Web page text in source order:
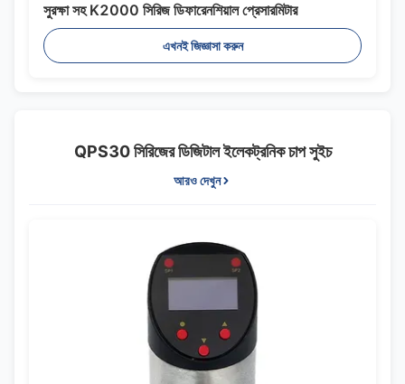
সুরক্ষা সহ K2000 সিরিজ ডিফারেনশিয়াল প্রেসারমিটার
এখনই জিজ্ঞাসা করুন
QPS30 সিরিজের ডিজিটাল ইলেকট্রনিক চাপ সুইচ
আরও দেখুন